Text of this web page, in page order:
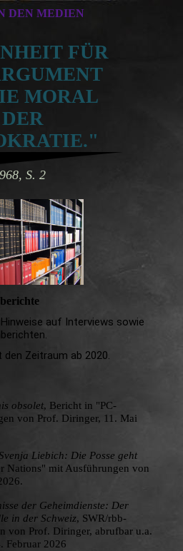
DEN MEDIEN
NHEIT FÜR
MORAL
DER
S. 2
auf Interviews sowie
Zeitraum ab 2020.
obsolet, Bericht in "PC-
von Prof. Diringer, 11. Mai
Liebich: Die Posse geht
Nations" mit Ausführungen von
der Geheimdienste: Der
in der Schweiz, SWR/rbb-
von Prof. Diringer, abrufbar u.a.
Februar 2026